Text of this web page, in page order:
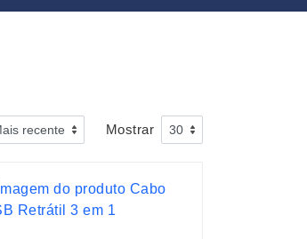
Linha Feminina
Linha Masculina
Microfones
Mostrar